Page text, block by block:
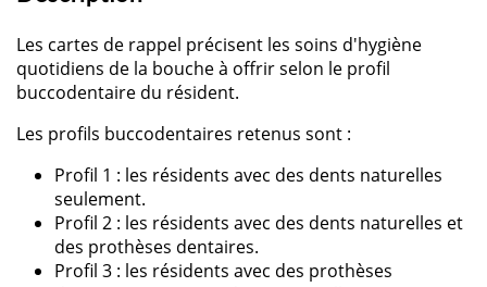
Les cartes de rappel précisent les soins d'hygiène
quotidiens de la bouche à offrir selon le profil
buccodentaire du résident.
Les profils buccodentaires retenus sont :
Profil 1 : les résidents avec des dents naturelles
seulement.
Profil 2 : les résidents avec des dents naturelles et
des prothèses dentaires.
Profil 3 : les résidents avec des prothèses